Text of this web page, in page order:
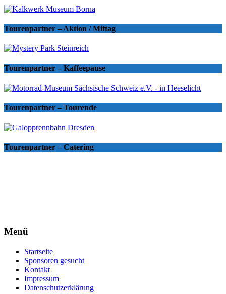
Tourenpartner – Aktion / Mittag
Tourenpartner – Kaffeepause
Tourenpartner – Tourende
Tourenpartner – Catering
Menü
Startseite
Sponsoren gesucht
Kontakt
Impressum
Datenschutzerklärung